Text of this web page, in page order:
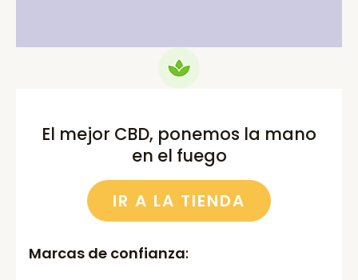
El mejor CBD, ponemos la mano
en el fuego
IR A LA TIENDA
Marcas de confianza: